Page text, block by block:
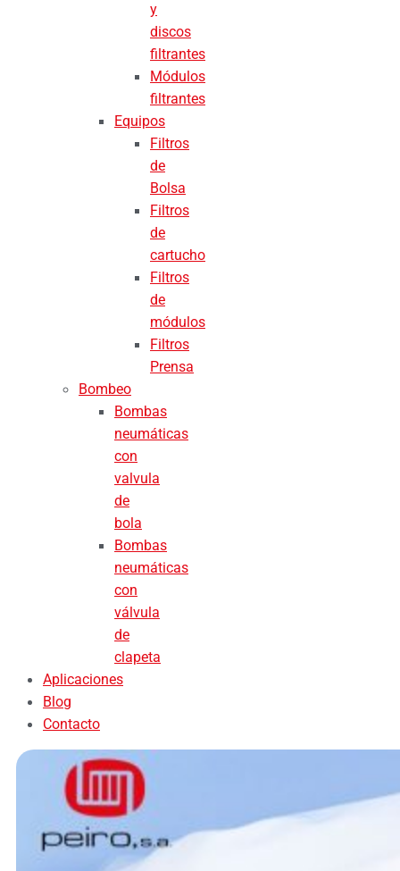
y
discos
filtrantes
Módulos
filtrantes
Equipos
Filtros
de
Bolsa
Filtros
de
cartucho
Filtros
de
módulos
Filtros
Prensa
Bombeo
Bombas
neumáticas
con
valvula
de
bola
Bombas
neumáticas
con
válvula
de
clapeta
Aplicaciones
Blog
Contacto